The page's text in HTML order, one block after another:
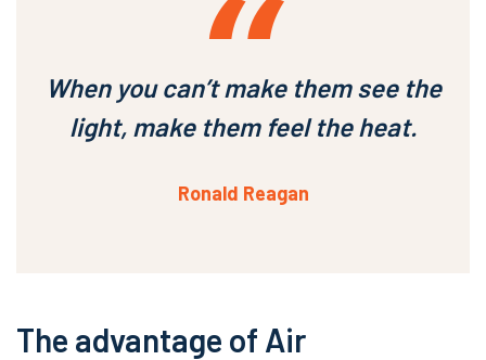
When you can’t make them see the
light, make them feel the heat.
Ronald Reagan
The advantage of Air